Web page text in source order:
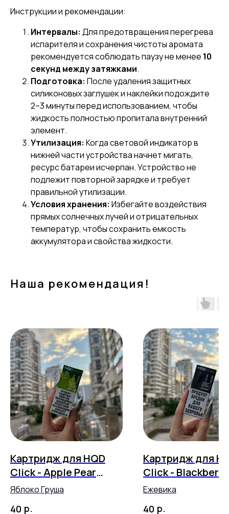
Инструкции и рекомендации:
Интервалы: Для предотвращения перегрева
испарителя и сохранения чистоты аромата
рекомендуется соблюдать паузу не менее 10
секунд между затяжками.
Подготовка: После удаления защитных
силиконовых заглушек и наклейки подождите
2–3 минуты перед использованием, чтобы
жидкость полностью пропитала внутренний
элемент.
Утилизация: Когда световой индикатор в
нижней части устройства начнет мигать,
ресурс батареи исчерпан. Устройство не
подлежит повторной зарядке и требует
правильной утилизации.
Условия хранения: Избегайте воздействия
прямых солнечных лучей и отрицательных
температур, чтобы сохранить емкость
аккумулятора и свойства жидкости.
Наша рекомендация!
Картридж для HQD
Click - Apple Pear
(5500 затяжек)
Яблоко Груша
40 р.
Картридж для
Click - Blackberry
(5500 затяжек)
Ежевика
40 р.